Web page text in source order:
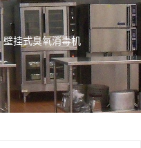
壁挂式臭氧消毒机